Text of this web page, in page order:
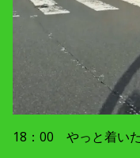
18：00 やっと着いた